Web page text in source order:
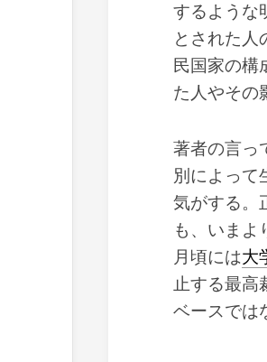
するような
とされた人
民国家の構
た人やその
著者の言っ
別によって
気がする。
も、いまよ
月頃には大
止する最高
ベースでは